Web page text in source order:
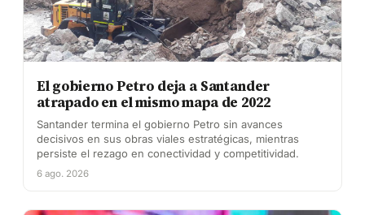
El gobierno Petro deja a Santander
atrapado en el mismo mapa de 2022
Santander termina el gobierno Petro sin avances
decisivos en sus obras viales estratégicas, mientras
persiste el rezago en conectividad y competitividad.
6 ago. 2026